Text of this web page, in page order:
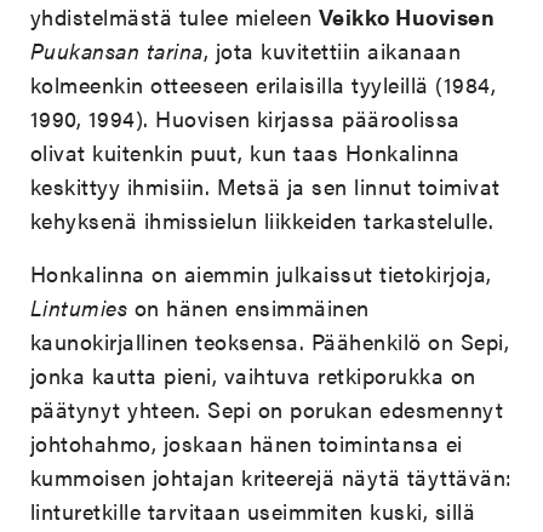
yhdistelmästä tulee mieleen Veikko Huovisen
Puukansan tarina, jota kuvitettiin aikanaan
kolmeenkin otteeseen erilaisilla tyyleillä (1984,
1990, 1994). Huovisen kirjassa pääroolissa
olivat kuitenkin puut, kun taas Honkalinna
keskittyy ihmisiin. Metsä ja sen linnut toimivat
kehyksenä ihmissielun liikkeiden tarkastelulle.
Honkalinna on aiemmin julkaissut tietokirjoja,
Lintumies on hänen ensimmäinen
kaunokirjallinen teoksensa. Päähenkilö on Sepi,
jonka kautta pieni, vaihtuva retkiporukka on
päätynyt yhteen. Sepi on porukan edesmennyt
johtohahmo, joskaan hänen toimintansa ei
kummoisen johtajan kriteerejä näytä täyttävän:
linturetkille tarvitaan useimmiten kuski, sillä